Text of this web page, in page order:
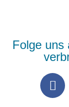
Folge uns